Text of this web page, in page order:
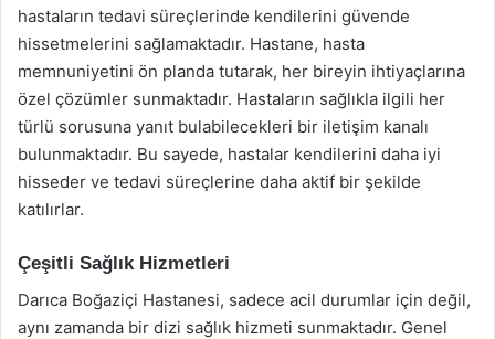
hastaların tedavi süreçlerinde kendilerini güvende
hissetmelerini sağlamaktadır. Hastane, hasta
memnuniyetini ön planda tutarak, her bireyin ihtiyaçlarına
özel çözümler sunmaktadır. Hastaların sağlıkla ilgili her
türlü sorusuna yanıt bulabilecekleri bir iletişim kanalı
bulunmaktadır. Bu sayede, hastalar kendilerini daha iyi
hisseder ve tedavi süreçlerine daha aktif bir şekilde
katılırlar.
Çeşitli Sağlık Hizmetleri
Darıca Boğaziçi Hastanesi, sadece acil durumlar için değil,
aynı zamanda bir dizi sağlık hizmeti sunmaktadır. Genel